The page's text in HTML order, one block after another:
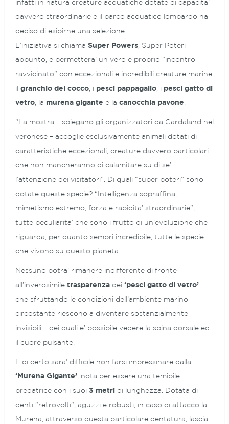
infatti in natura creature acquatiche dotate di capacita’
davvero straordinarie e il parco acquatico lombardo ha
deciso di esibirne una selezione.
L’iniziativa si chiama Super Powers , Super Poteri
appunto, e permettera’ un vero e proprio ”incontro
ravvicinato” con eccezionali e incredibili creature marine:
il granchio del cocco , i pesci pappagallo , i pesci gatto di
vetro , la murena gigante e la canocchia pavone
“La mostra – spiegano gli organizzatori da Gardaland nel
veronese – accoglie esclusivamente animali dotati di
caratteristiche eccezionali, creature davvero particolari
che non mancheranno di calamitare su di se’
l’attenzione dei visitatori”. Di quali “super poteri” sono
dotate queste specie? “Intelligenza sopraffina,
mimetismo estremo, forza e rapidita’ straordinarie”;
tutte peculiarita’ che sono i frutto di un’evoluzione che
riguarda, per quanto sembri incredibile, tutte le specie
che vivono su questo pianeta.
Nessuno potra’ rimanere indifferente di fronte
all’inverosimile trasparenza dei ‘pesci gatto di vetro’ –
che sfruttando le condizioni dell’ambiente marino
circostante riescono a diventare sostanzialmente
invisibili – dei quali e’ possibile vedere la spina dorsale ed
il cuore pulsante.
E di certo sara’ difficile non farsi impressinare dalla
‘Murena Gigante’ , nota per essere una temibile
predatrice con i suoi 3 metri di lunghezza. Dotata di
denti ”retrovolti”, aguzzi e robusti, in caso di attacco la
Murena, attraverso questa particolare dentatura, lascia